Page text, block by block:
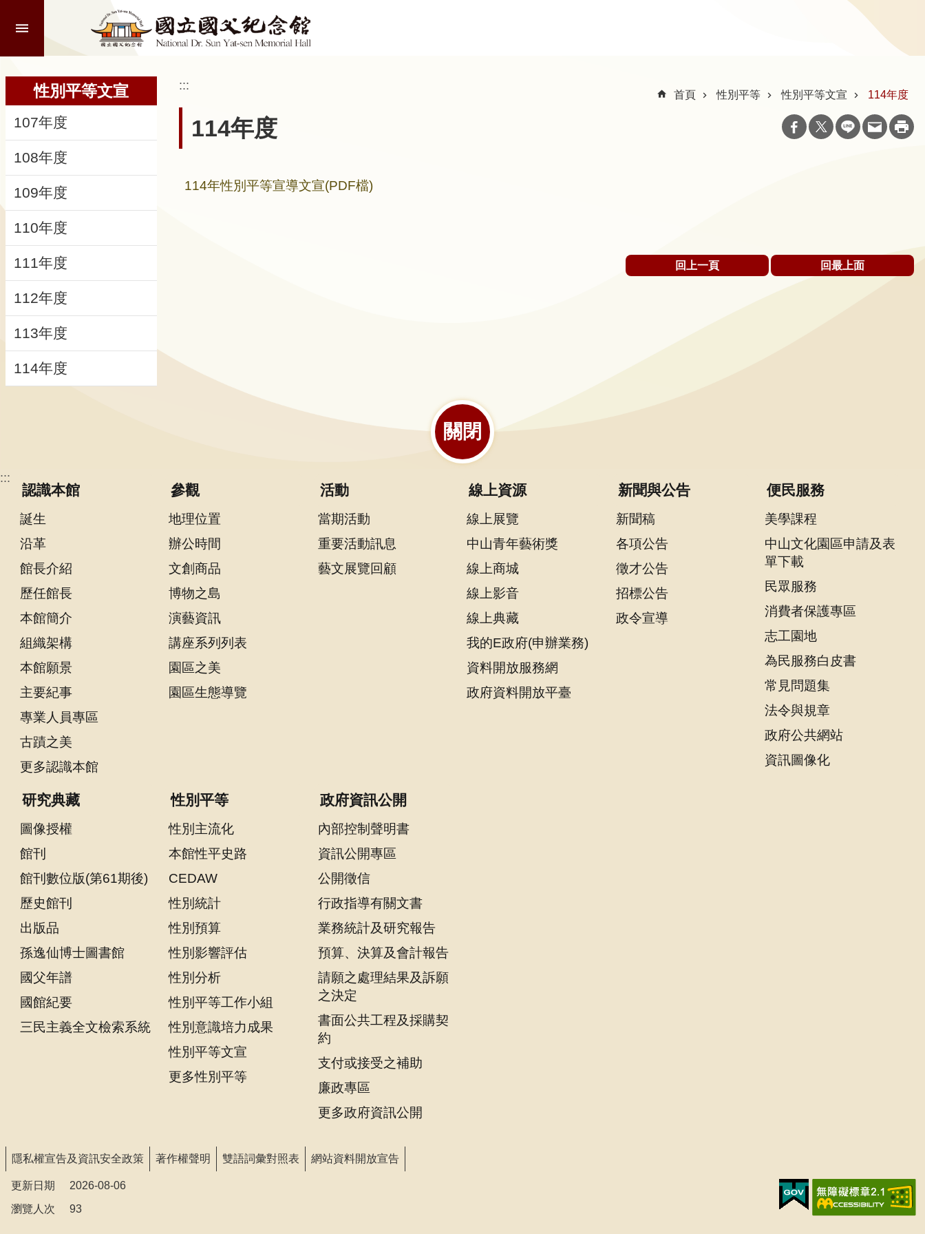
階
尋
認
識
本
館
參
觀
活
動
線
上
資
與
公
告
民
服
研
究
藏
性
別
平
等
政
府
資
訊
公
開
隱
私
權
告
策
著
作
性別平等文宣
107年度
108年度
109年度
110年度
111年度
112年度
113年度
114年度
:::
首頁 性別平等 性別平等文宣 114年度
114年度
114年性別平等宣導文宣(PDF檔)
回上一頁 回最上面
關閉
:::
認識本館
誕生
沿革
館長介紹
歷任館長
本館簡介
組織架構
本館願景
主要紀事
專業人員專區
古蹟之美
更多認識本館
參觀
地理位置
辦公時間
文創商品
博物之島
演藝資訊
講座系列列表
園區之美
園區生態導覽
活動
當期活動
重要活動訊息
藝文展覽回顧
線上資源
線上展覽
中山青年藝術獎
線上商城
線上影音
線上典藏
我的E政府(申辦業務)
資料開放服務網
政府資料開放平臺
新聞與公告
新聞稿
各項公告
徵才公告
招標公告
政令宣導
便民服務
美學課程
中山文化園區申請及表
單下載
民眾服務
消費者保護專區
志工園地
為民服務白皮書
常見問題集
法令與規章
政府公共網站
資訊圖像化
研究典藏
圖像授權
館刊
館刊數位版(第61期後)
歷史館刊
出版品
孫逸仙博士圖書館
國父年譜
國館紀要
三民主義全文檢索系統
性別平等
性別主流化
本館性平史路
CEDAW
性別統計
性別預算
性別影響評估
性別分析
性別平等工作小組
性別意識培力成果
性別平等文宣
更多性別平等
政府資訊公開
內部控制聲明書
資訊公開專區
公開徵信
行政指導有關文書
業務統計及研究報告
預算、決算及會計報告
請願之處理結果及訴願
之決定
書面公共工程及採購契
約
支付或接受之補助
廉政專區
更多政府資訊公開
隱私權宣告及資訊安全政策 著作權聲明 雙語詞彙對照表 網站資料開放宣告
更新日期
2026-08-06
瀏覽人次
93